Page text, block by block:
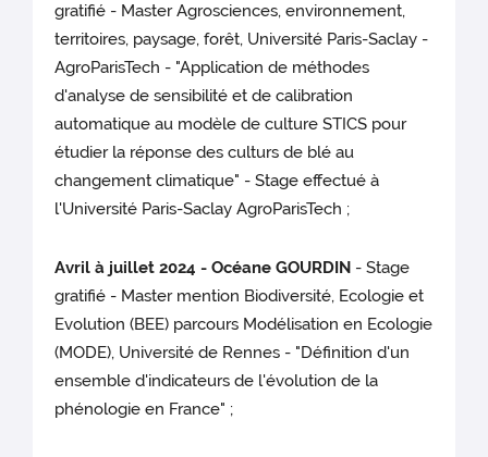
gratifié - Master Agrosciences, environnement,
territoires, paysage, forêt, Université Paris-Saclay -
AgroParisTech - "Application de méthodes
d'analyse de sensibilité et de calibration
automatique au modèle de culture STICS pour
étudier la réponse des culturs de blé au
changement climatique" - Stage effectué à
l'Université Paris-Saclay AgroParisTech ;
Avril à juillet 2024 - Océane GOURDIN - Stage
gratifié - Master mention Biodiversité, Ecologie et
Evolution (BEE) parcours Modélisation en Ecologie
(MODE), Université de Rennes - "Définition d'un
ensemble d'indicateurs de l'évolution de la
phénologie en France" ;